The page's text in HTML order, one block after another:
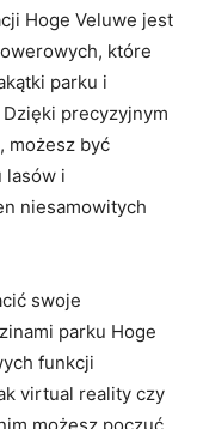
Hoge Veluwe jest
które⁤
parku i
precyzyjnym
możesz być⁣
lasów ‍i
niesamowitych
swoje
parku Hoge
funkcji
virtual reality czy